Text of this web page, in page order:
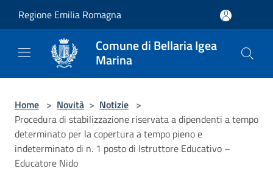
Regione Emilia Romagna
Comune di Bellaria Igea
Marina
Home > Novità > Notizie >
Procedura di stabilizzazione riservata a dipendenti a tempo
determinato per la copertura a tempo pieno e
indeterminato di n. 1 posto di Istruttore Educativo –
Educatore Nido